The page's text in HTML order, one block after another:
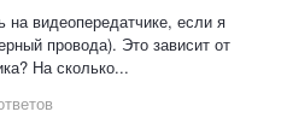
на видеопередатчике, если я
провода). Это зависит от
На сколько...